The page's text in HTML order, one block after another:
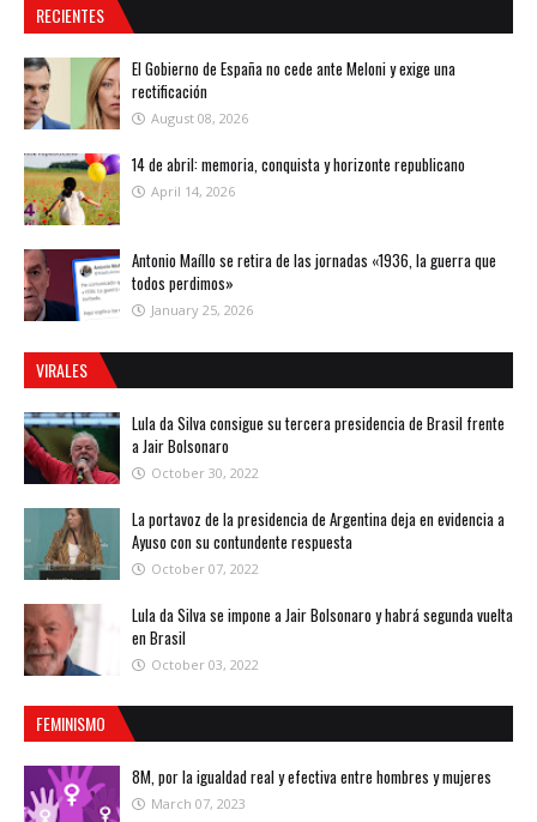
RECIENTES
El Gobierno de España no cede ante Meloni y exige una
rectificación
August 08, 2026
14 de abril: memoria, conquista y horizonte republicano
April 14, 2026
Antonio Maíllo se retira de las jornadas «1936, la guerra que
todos perdimos»
January 25, 2026
VIRALES
Lula da Silva consigue su tercera presidencia de Brasil frente
a Jair Bolsonaro
October 30, 2022
La portavoz de la presidencia de Argentina deja en evidencia a
Ayuso con su contundente respuesta
October 07, 2022
Lula da Silva se impone a Jair Bolsonaro y habrá segunda vuelta
en Brasil
October 03, 2022
FEMINISMO
8M, por la igualdad real y efectiva entre hombres y mujeres
March 07, 2023